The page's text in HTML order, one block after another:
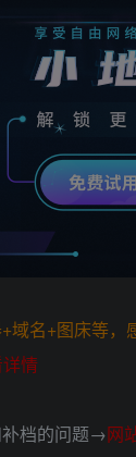
域名+图床等
情
补档的问题→网